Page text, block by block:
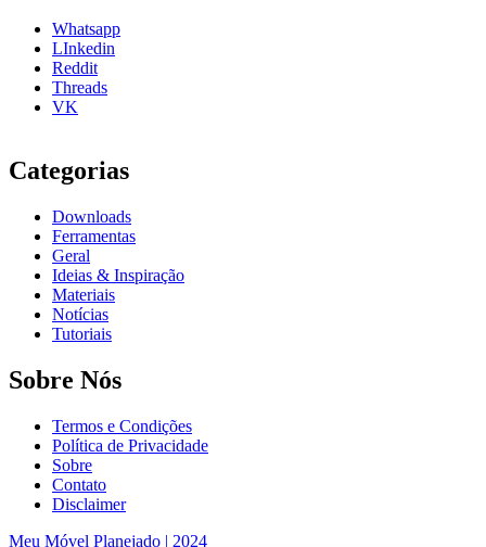
Whatsapp
LInkedin
Reddit
Threads
VK
Categorias
Downloads
Ferramentas
Geral
Ideias & Inspiração
Materiais
Notícias
Tutoriais
Sobre Nós
Termos e Condições
Política de Privacidade
Sobre
Contato
Disclaimer
Meu Móvel Planejado | 2024